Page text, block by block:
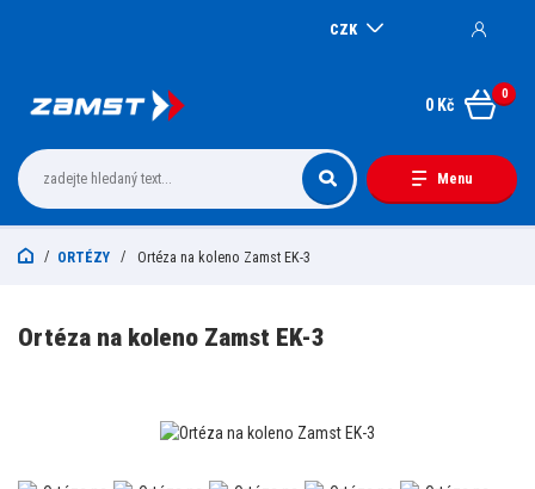
Menu
CZK
0
0 Kč
ORTÉZY Ortéza na koleno Zamst EK-3
Ortéza na koleno Zamst EK-3